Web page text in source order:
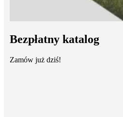
Bezpłatny katalog
Zamów już dziś!